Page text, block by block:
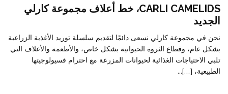
CARLI CAMELIDS، خط أعلاف مجموعة كارلي
الجديد
نحن في مجموعة كارلي نسعى دائمًا لتقديم سلسلة توريد الأغذية الزراعية
بشكل عام، وقطاع الثروة الحيوانية بشكل خاص، والأطعمة والأعلاف التي
تلبي الاحتياجات الغذائية لحيوانات المزرعة مع احترام فسيولوجيتها
الطبيعية، […]...